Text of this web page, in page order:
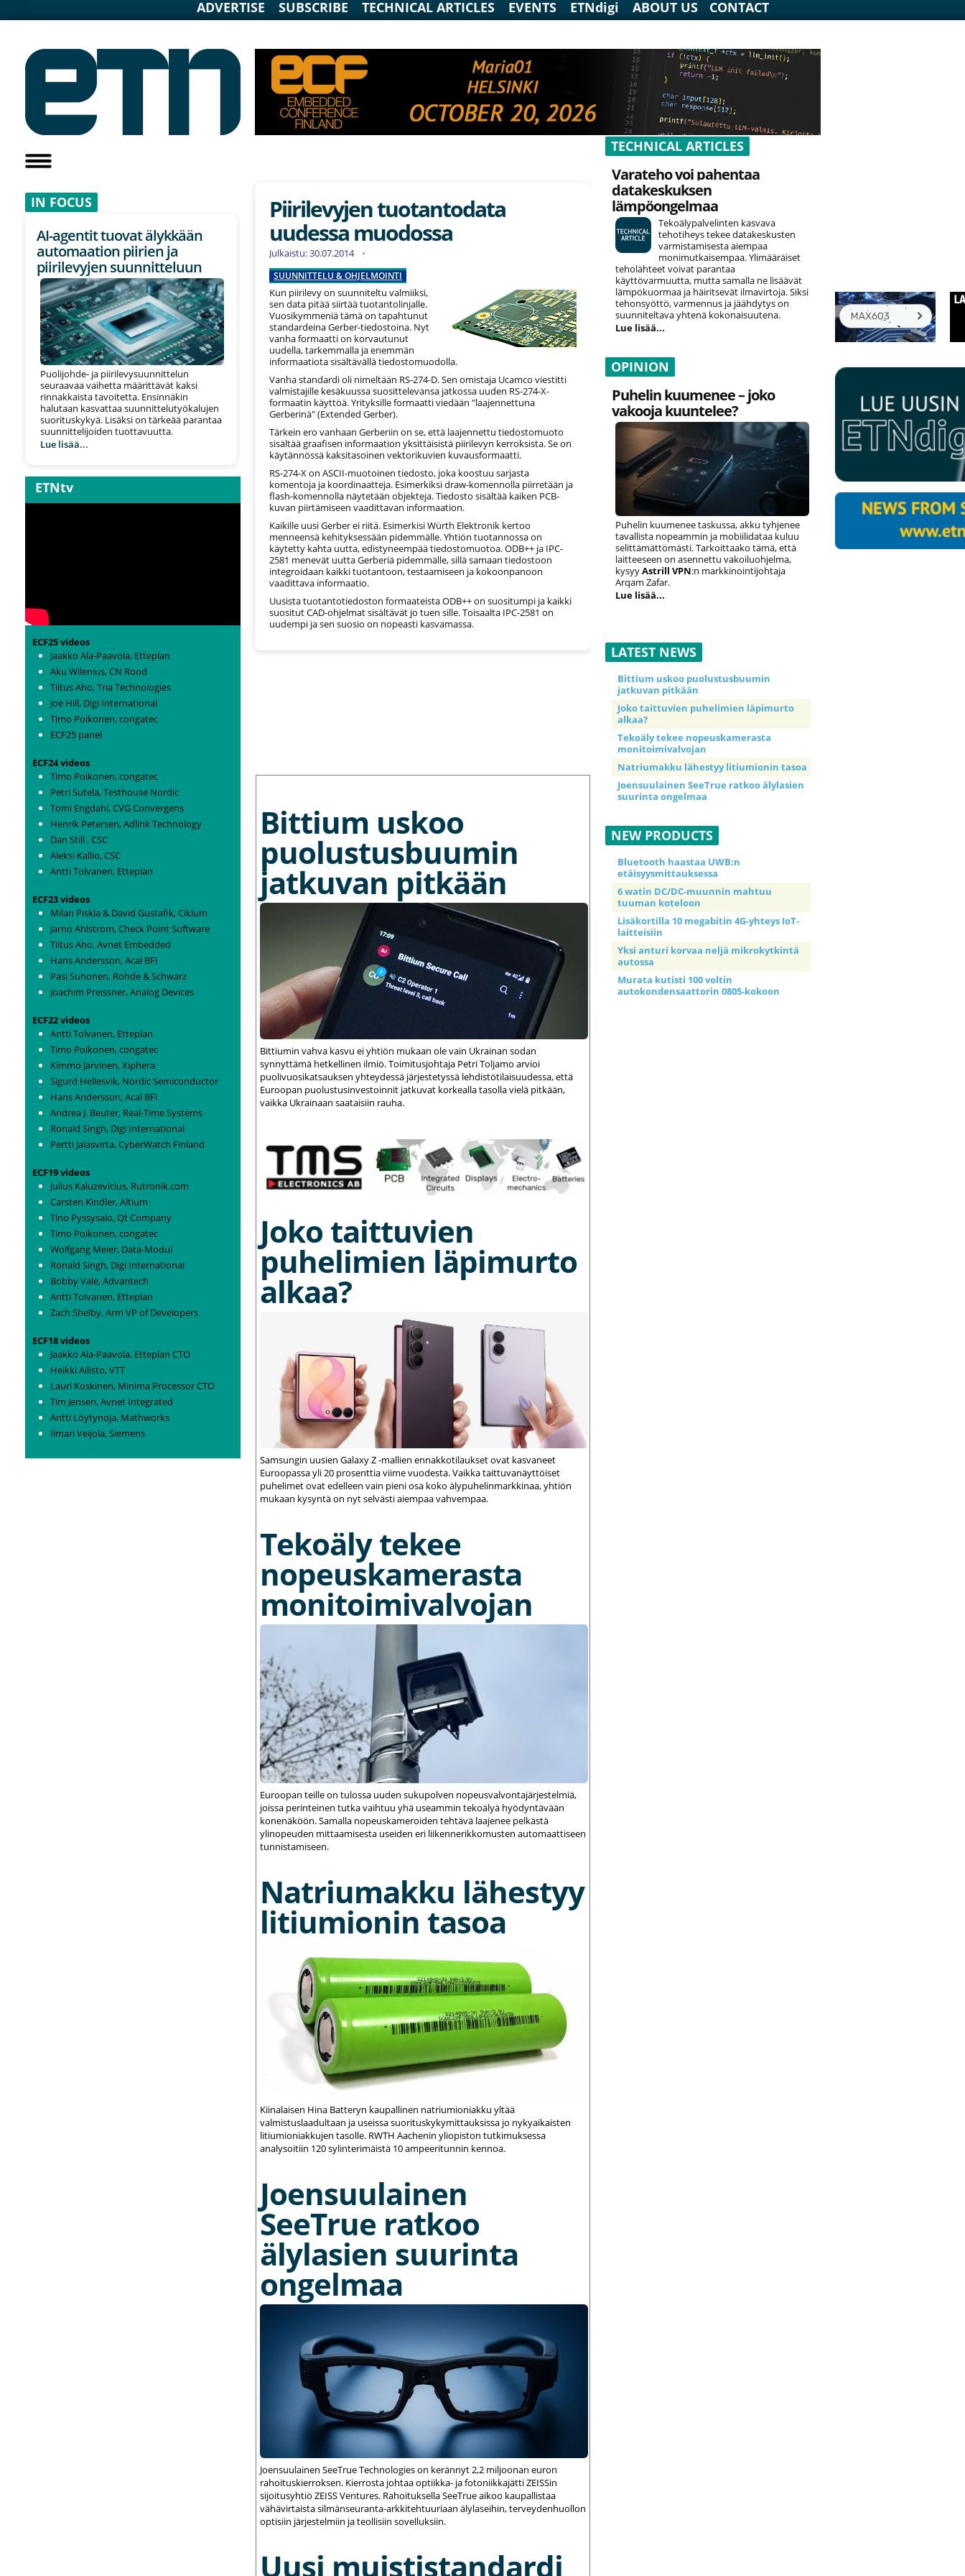
ADVERTISE SUBSCRIBE TECHNICAL ARTICLES EVENTS ETNdigi ABOUT US CONTACT
IN FOCUS
AI-agentit tuovat älykkään
automaation piirien ja
piirilevyjen suunnitteluun
Puolijohde- ja piirilevysuunnittelun
seuraavaa vaihetta määrittävät kaksi
rinnakkaista tavoitetta. Ensinnäkin
halutaan kasvattaa suunnittelutyökalujen
suorituskykyä. Lisäksi on tärkeää parantaa
suunnittelijoiden tuottavuutta.
Lue lisää...
ETNtv
ECF25 videos
Jaakko Ala-Paavola, Etteplan
Aku Wilenius, CN Rood
Tiitus Aho, Tria Technologies
Joe Hill, Digi International
Timo Poikonen, congatec
ECF25 panel
ECF24 videos
Timo Poikonen, congatec
Petri Sutela, Testhouse Nordic
Tomi Engdahl, CVG Convergens
Henrik Petersen, Adlink Technology
Dan Still , CSC
Aleksi Kallio, CSC
Antti Tolvanen, Etteplan
ECF23 videos
Milan Piskla & David Gustafik, Ciklum
Jarno Ahlström, Check Point Software
Tiitus Aho, Avnet Embedded
Hans Andersson, Acal BFi
Pasi Suhonen, Rohde & Schwarz
Joachim Preissner, Analog Devices
ECF22 videos
Antti Tolvanen, Etteplan
Timo Poikonen, congatec
Kimmo Järvinen, Xiphera
Sigurd Hellesvik, Nordic Semiconductor
Hans Andersson, Acal BFi
Andrea J. Beuter, Real-Time Systems
Ronald Singh, Digi International
Pertti Jalasvirta, CyberWatch Finland
ECF19 videos
Julius Kaluzevicius, Rutronik.com
Carsten Kindler, Altium
Tino Pyssysalo, Qt Company
Timo Poikonen, congatec
Wolfgang Meier, Data-Modul
Ronald Singh, Digi International
Bobby Vale, Advantech
Antti Tolvanen, Etteplan
Zach Shelby, Arm VP of Developers
ECF18 videos
Jaakko Ala-Paavola, Etteplan CTO
Heikki Ailisto, VTT
Lauri Koskinen, Minima Processor CTO
Tim Jensen, Avnet Integrated
Antti Löytynoja, Mathworks
Ilmari Veijola, Siemens
Piirilevyjen tuotantodata
uudessa muodossa
Julkaistu: 30.07.2014
SUUNNITTELU & OHJELMOINTI
Kun piirilevy on suunniteltu valmiiksi,
sen data pitää siirtää tuotantolinjalle.
Vuosikymmeniä tämä on tapahtunut
standardeina Gerber-tiedostoina. Nyt
vanha formaatti on korvautunut
uudella, tarkemmalla ja enemmän
informaatiota sisältävällä tiedostomuodolla.
Vanha standardi oli nimeltään RS-274-D. Sen omistaja Ucamco viestitti
valmistajille kesäkuussa suosittelevansa jatkossa uuden RS-274-X-
formaatin käyttöä. Yrityksille formaatti viedään "laajennettuna
Gerberinä" (Extended Gerber).
Tärkein ero vanhaan Gerberiin on se, että laajennettu tiedostomuoto
sisältää graafisen informaation yksittäisistä piirilevyn kerroksista. Se on
käytännössä kaksitasoinen vektorikuvien kuvausformaatti.
RS-274-X on ASCII-muotoinen tiedosto, joka koostuu sarjasta
komentoja ja koordinaatteja. Esimerkiksi draw-komennolla piirretään ja
flash-komennolla näytetään objekteja. Tiedosto sisältää kaiken PCB-
kuvan piirtämiseen vaadittavan informaation.
Kaikille uusi Gerber ei riitä. Esimerkisi Würth Elektronik kertoo
menneensä kehityksessään pidemmälle. Yhtiön tuotannossa on
käytetty kahta uutta, edistyneempää tiedostomuotoa. ODB++ ja IPC-
2581 menevät uutta Gerberiä pidemmälle, sillä samaan tiedostoon
integroidaan kaikki tuotantoon, testaamiseen ja kokoonpanoon
vaadittava informaatio.
Uusista tuotantotiedoston formaateista ODB++ on suositumpi ja kaikki
suositut CAD-ohjelmat sisältävät jo tuen sille. Toisaalta IPC-2581 on
uudempi ja sen suosio on nopeasti kasvamassa.
Bittium uskoo
puolustusbuumin
jatkuvan pitkään
Bittiumin vahva kasvu ei yhtiön mukaan ole vain Ukrainan sodan
synnyttämä hetkellinen ilmiö. Toimitusjohtaja Petri Toljamo arvioi
puolivuosikatsauksen yhteydessä järjestetyssä lehdistötilaisuudessa, että
Euroopan puolustusinvestoinnit jatkuvat korkealla tasolla vielä pitkään,
vaikka Ukrainaan saataisiin rauha.
Joko taittuvien
puhelimien läpimurto
alkaa?
Samsungin uusien Galaxy Z -mallien ennakkotilaukset ovat kasvaneet
Euroopassa yli 20 prosenttia viime vuodesta. Vaikka taittuvanäyttöiset
puhelimet ovat edelleen vain pieni osa koko älypuhelinmarkkinaa, yhtiön
mukaan kysyntä on nyt selvästi aiempaa vahvempaa.
Tekoäly tekee
nopeuskamerasta
monitoimivalvojan
Euroopan teille on tulossa uuden sukupolven nopeusvalvontajärjestelmiä,
joissa perinteinen tutka vaihtuu yhä useammin tekoälyä hyödyntävään
konenäköön. Samalla nopeuskameroiden tehtävä laajenee pelkästä
ylinopeuden mittaamisesta useiden eri liikennerikkomusten automaattiseen
tunnistamiseen.
Natriumakku lähestyy
litiumionin tasoa
Kiinalaisen Hina Batteryn kaupallinen natriumioniakku yltää
valmistuslaadultaan ja useissa suorituskykymittauksissa jo nykyaikaisten
litiumioniakkujen tasolle. RWTH Aachenin yliopiston tutkimuksessa
analysoitiin 120 sylinterimäistä 10 ampeeritunnin kennoa.
Joensuulainen
SeeTrue ratkoo
älylasien suurinta
ongelmaa
Joensuulainen SeeTrue Technologies on kerännyt 2,2 miljoonan euron
rahoituskierroksen. Kierrosta johtaa optiikka- ja fotoniikkajätti ZEISSin
sijoitusyhtiö ZEISS Ventures. Rahoituksella SeeTrue aikoo kaupallistaa
vähävirtaista silmänseuranta-arkkitehtuuriaan älylaseihin, terveydenhuollon
optisiin järjestelmiin ja teollisiin sovelluksiin.
Uusi muististandardi
TECHNICAL ARTICLES
Varateho voi pahentaa
datakeskuksen
lämpöongelmaa
Tekoälypalvelinten kasvava
tehotiheys tekee datakeskusten
varmistamisesta aiempaa
monimutkaisempaa. Ylimääräiset
teholähteet voivat parantaa
käyttövarmuutta, mutta samalla ne lisäävät
lämpökuormaa ja häiritsevät ilmavirtoja. Siksi
tehonsyöttö, varmennus ja jäähdytys on
suunniteltava yhtenä kokonaisuutena.
Lue lisää...
OPINION
Puhelin kuumenee – joko
vakooja kuuntelee?
Puhelin kuumenee taskussa, akku tyhjenee
tavallista nopeammin ja mobiilidataa kuluu
selittämättömästi. Tarkoittaako tämä, että
laitteeseen on asennettu vakoiluohjelma,
kysyyAstrill VPN:n markkinointijohtaja
Arqam Zafar.
Lue lisää...
LATEST NEWS
Bittium uskoo puolustusbuumin
jatkuvan pitkään
Joko taittuvien puhelimien läpimurto
alkaa?
Tekoäly tekee nopeuskamerasta
monitoimivalvojan
Natriumakku lähestyy litiumionin tasoa
Joensuulainen SeeTrue ratkoo älylasien
suurinta ongelmaa
NEW PRODUCTS
Bluetooth haastaa UWB:n
etäisyysmittauksessa
6 watin DC/DC-muunnin mahtuu
tuuman koteloon
Lisäkortilla 10 megabitin 4G-yhteys IoT-
laitteisiin
Yksi anturi korvaa neljä mikrokytkintä
autossa
Murata kutisti 100 voltin
autokondensaattorin 0805-kokoon